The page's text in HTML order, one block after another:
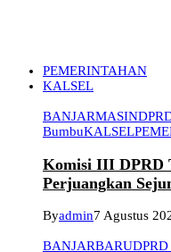
PEMERINTAHAN
KALSEL
BANJARMASIN
BumbuKALSEL
Komisi III DPRD
Perjuangkan
Byadmin7 Agustus
BANJARBARUDPRD